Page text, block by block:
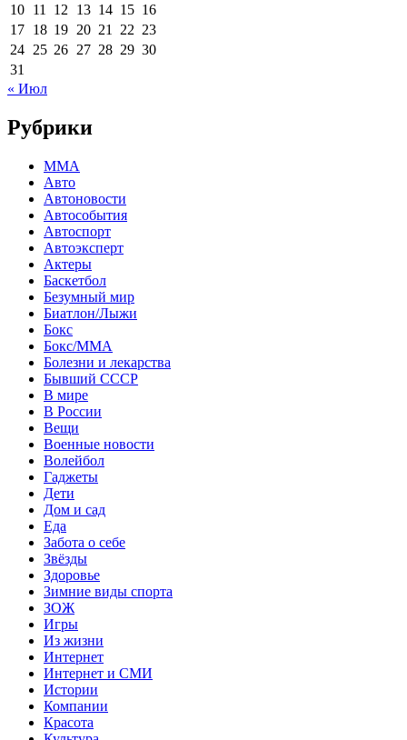
10 11 12 13 14 15 16
17 18 19 20 21 22 23
24 25 26 27 28 29 30
31
« Июл
Рубрики
MMA
Авто
Автоновости
Автособытия
Автоспорт
Автоэксперт
Актеры
Баскетбол
Безумный мир
Биатлон/Лыжи
Бокс
Бокс/MMA
Болезни и лекарства
Бывший СССР
В мире
В России
Вещи
Военные новости
Волейбол
Гаджеты
Дети
Дом и сад
Еда
Забота о себе
Звёзды
Здоровье
Зимние виды спорта
ЗОЖ
Игры
Из жизни
Интернет
Интернет и СМИ
Истории
Компании
Красота